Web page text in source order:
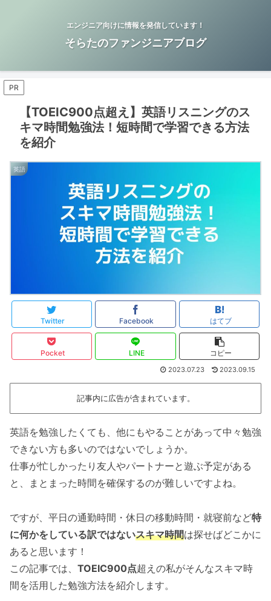
エンジニア向けに情報を発信しています！
そらたのファンジニアブログ
PR
【TOEIC900点超え】英語リスニングのス
キマ時間勉強法！短時間で学習できる方法
を紹介
英語
Twitter Facebook はてブ
Pocket LINE コピー
2023.07.23 2023.09.15
記事内に広告が含まれています。
英語を勉強したくても、他にもやることがあって中々勉強
できない方も多いのではないでしょうか。
仕事が忙しかったり友人やパートナーと遊ぶ予定がある
と、まとまった時間を確保するのが難しいですよね。
ですが、平日の通勤時間・休日の移動時間・就寝前など特
に何かをしている訳ではないスキマ時間は探せばどこかに
あると思います！
この記事では、 TOEIC900点超えの私がそんなスキマ時
間を活用した勉強方法を紹介します。